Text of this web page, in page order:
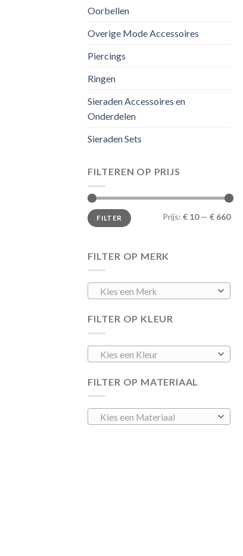
Oorbellen
Overige Mode Accessoires
Piercings
Ringen
Sieraden Accessoires en
Onderdelen
Sieraden Sets
FILTEREN OP PRIJS
Min.
prijs
Max.
prijsFILTER Prijs: € 10— € 660
FILTER OP MERK
Kies een Merk
FILTER OP KLEUR
Kies een Kleur
FILTER OP MATERIAAL
Kies een Materiaal